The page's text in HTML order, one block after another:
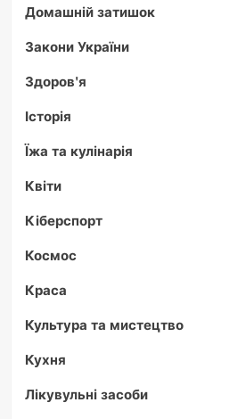
Домашній затишок
Закони України
Здоров'я
Історія
Їжа та кулінарія
Квіти
Кіберспорт
Космос
Краса
Культура та мистецтво
Кухня
Лікувульні засоби